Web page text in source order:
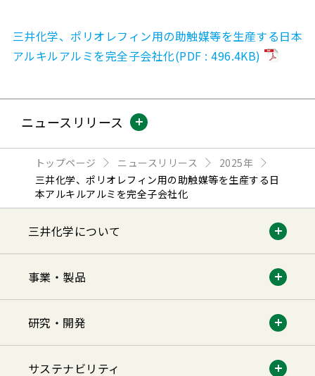
三井化学、ポリオレフィン用の助触媒等を生産する日本
アルキルアルミを完全子会社化(PDF : 496.4KB)
ニュースリリース
トップページ ニュースリリース
2025年
三井化学、ポリオレフィン用の助触媒等を生産する日
本アルキルアルミを完全子会社化
三井化学について
事業・製品
研究・開発
サステナビリティ